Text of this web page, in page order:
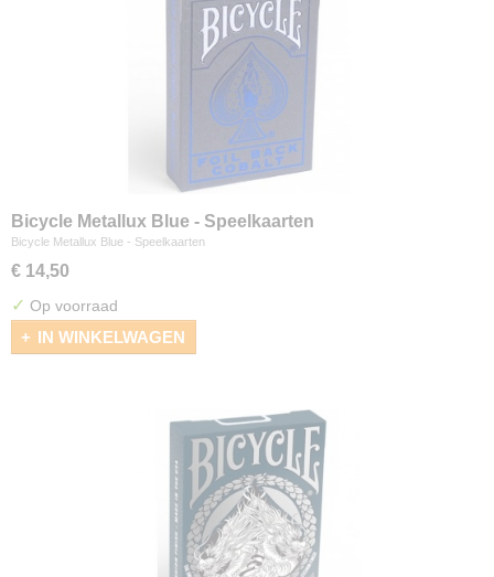
Bicycle Metallux Blue - Speelkaarten
Bicycle Metallux Blue - Speelkaarten
€ 14,50
✓ Op voorraad
IN WINKELWAGEN